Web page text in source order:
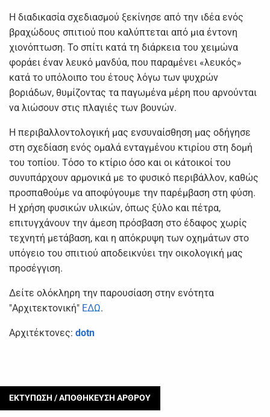
Η διαδικασία σχεδιασμού ξεκίνησε από την ιδέα ενός
βραχώδους σπιτιού που καλύπτεται από μια έντονη
χιονόπτωση. Το σπίτι κατά τη διάρκεια του χειμώνα
φοράει έναν λευκό μανδύα, που παραμένει «λευκός»
κατά το υπόλοιπο του έτους λόγω των ψυχρών
βοριάδων, θυμίζοντας τα παγωμένα μέρη που αρνούνται
να λιώσουν στις πλαγιές των βουνών.
Η περιβαλλοντολογική μας ενσυναίσθηση μας οδήγησε
στη σχεδίαση ενός ομαλά ενταγμένου κτιρίου στη δομή
του τοπίου. Τόσο το κτίριο όσο και οι κάτοικοί του
συνυπάρχουν αρμονικά με το φυσικό περιβάλλον, καθώς
προσπαθούμε να αποφύγουμε την παρέμβαση στη φύση.
Η χρήση φυσικών υλικών, όπως ξύλο και πέτρα,
επιτυγχάνουν την άμεση πρόσβαση στο έδαφος χωρίς
τεχνητή μετάβαση, και η απόκρυψη των οχημάτων στο
υπόγειο του σπιτιού αποδεικνύει την οικολογική μας
προσέγγιση.
Δείτε ολόκληρη την παρουσίαση στην ενότητα
"Αρχιτεκτονική" ΕΔΩ.
Αρχιτέκτονες: dotn
ΕΚΤΥΠΩΣΗ / ΑΠΟΘΗΚΕΥΣΗ ΑΡΘΡΟΥ